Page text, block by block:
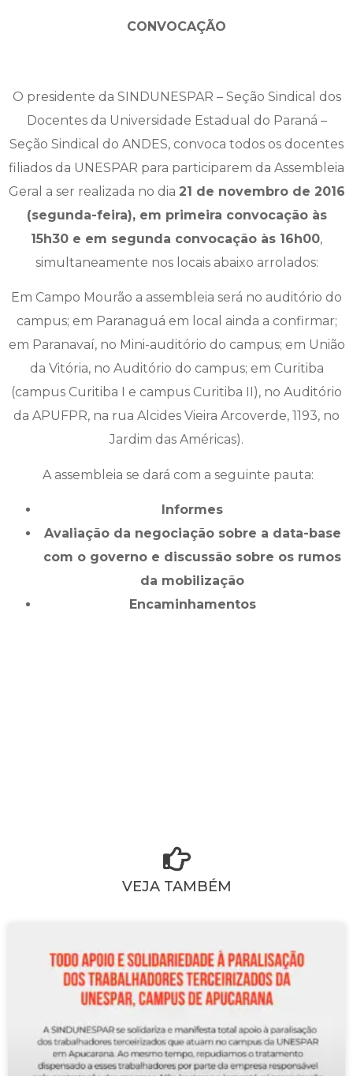
CONVOCAÇÃO
O presidente da SINDUNESPAR – Seção Sindical dos
Docentes da Universidade Estadual do Paraná –
Seção Sindical do ANDES, convoca todos os docentes
filiados da UNESPAR para participarem da Assembleia
Geral a ser realizada no dia 21 de novembro de 2016
(segunda-feira), em primeira convocação às
15h30 e em segunda convocação às 16h00,
simultaneamente nos locais abaixo arrolados:
Em Campo Mourão a assembleia será no auditório do
campus; em Paranaguá em local ainda a confirmar;
em Paranavaí, no Mini-auditório do campus; em União
da Vitória, no Auditório do campus; em Curitiba
(campus Curitiba I e campus Curitiba II), no Auditório
da APUFPR, na rua Alcides Vieira Arcoverde, 1193, no
Jardim das Américas).
A assembleia se dará com a seguinte pauta:
Informes
Avaliação da negociação sobre a data-base
com o governo e discussão sobre os rumos
da mobilização
Encaminhamentos
VEJA TAMBÉM